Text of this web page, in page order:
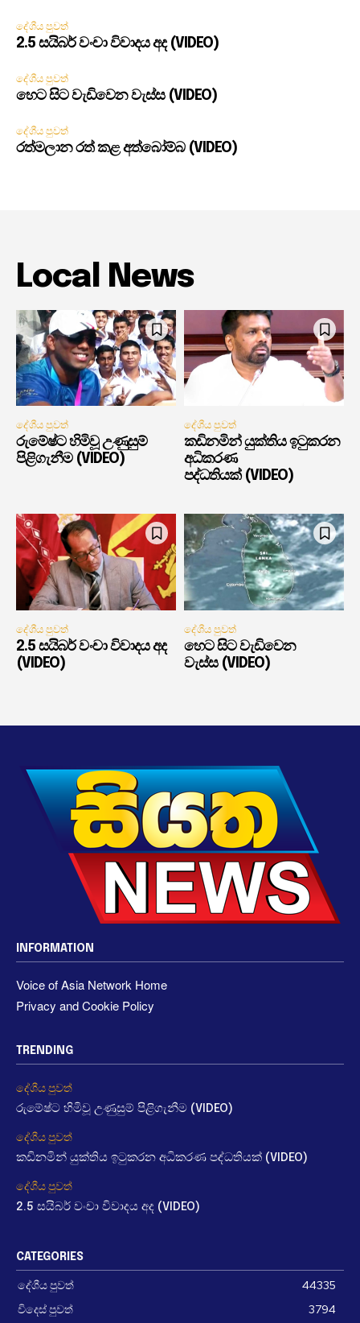
දේශීය පුවත්
2.5 සයිබර් වංචා විවාදය අද (VIDEO)
දේශීය පුවත්
හෙට සිට වැඩිවෙන වැස්ස (VIDEO)
දේශීය පුවත්
රත්මලාන රත් කළ අත්බෝම්බ (VIDEO)
Local News
දේශීය පුවත්
රුමේෂ්ට හිමිවූ උණුසුම්
පිළිගැනීම (VIDEO)
දේශීය පුවත්
කඩිනමින් යුක්තිය ඉටුකරන
අධිකරණ
පද්ධතියක් (VIDEO)
දේශීය පුවත්
2.5 සයිබර් වංචා විවාදය අද
(VIDEO)
දේශීය පුවත්
හෙට සිට වැඩිවෙන
වැස්ස (VIDEO)
INFORMATION
Voice of Asia Network Home
Privacy and Cookie Policy
TRENDING
දේශීය පුවත්
රුමේෂ්ට හිමිවූ උණුසුම් පිළිගැනීම (VIDEO)
දේශීය පුවත්
කඩිනමින් යුක්තිය ඉටුකරන අධිකරණ පද්ධතියක් (VIDEO)
දේශීය පුවත්
2.5 සයිබර් වංචා විවාදය අද (VIDEO)
CATEGORIES
දේශීය පුවත්
44335
විදෙස් පුවත්
3794